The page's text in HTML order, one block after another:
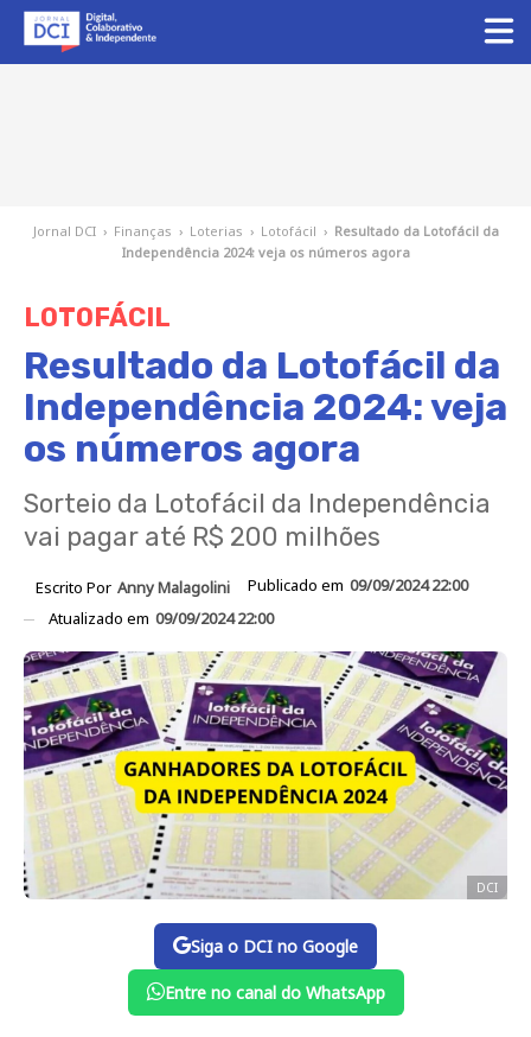
Jornal DCI › Finanças › Loterias › Lotofácil › Resultado da Lotofácil da
Independência 2024: veja os números agora
LOTOFÁCIL
Resultado da Lotofácil da
Independência 2024: veja
os números agora
Sorteio da Lotofácil da Independência
vai pagar até R$ 200 milhões
Escrito Por Anny Malagolini Publicado em 09/09/2024 22:00
Atualizado em 09/09/2024 22:00
DCI
Siga o DCI no Google
Entre no canal do WhatsApp